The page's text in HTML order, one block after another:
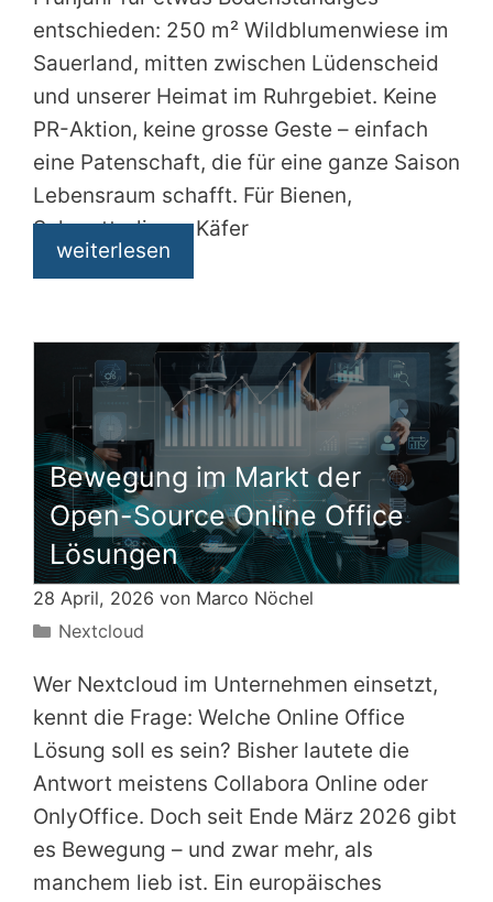
entschieden: 250 m² Wildblumenwiese im
Sauerland, mitten zwischen Lüdenscheid
und unserer Heimat im Ruhrgebiet. Keine
PR-Aktion, keine grosse Geste – einfach
eine Patenschaft, die für eine ganze Saison
Lebensraum schafft. Für Bienen,
Schmetterlinge, Käfer
weiterlesen
Bewegung im Markt der
Open-Source Online Office
Lösungen
28 April, 2026 von Marco Nöchel
Kategorien
Nextcloud
Wer Nextcloud im Unternehmen einsetzt,
kennt die Frage: Welche Online Office
Lösung soll es sein? Bisher lautete die
Antwort meistens Collabora Online oder
OnlyOffice. Doch seit Ende März 2026 gibt
es Bewegung – und zwar mehr, als
manchem lieb ist. Ein europäisches